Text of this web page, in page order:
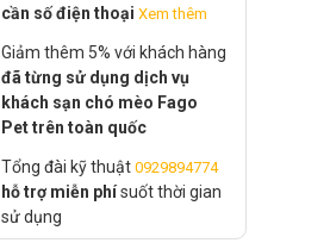
cần số điện thoại Xem thêm
Giảm thêm 5% với khách hàng
đã từng sử dụng dịch vụ
khách sạn chó mèo Fago
Pet trên toàn quốc
Tổng đài kỹ thuật 0929894774
hỗ trợ miễn phísuốt thời gian
sử dụng